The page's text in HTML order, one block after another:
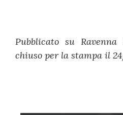
Pubblicato su
chiuso per la stampa il